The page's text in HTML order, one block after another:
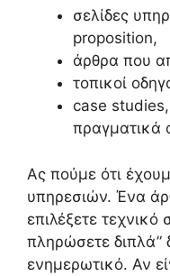
σελίδες
proposition,
άρθρα που
τοπικοί
case
πραγματικά
Ας πούμε ότι
υπηρεσιών. Ένα
επιλέξετε
πληρώσετε διπλά”
ενημερωτικό. Αν